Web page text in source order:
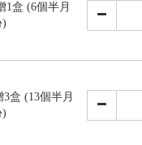
1盒 (6個半月
)
盒 (13個半月
)